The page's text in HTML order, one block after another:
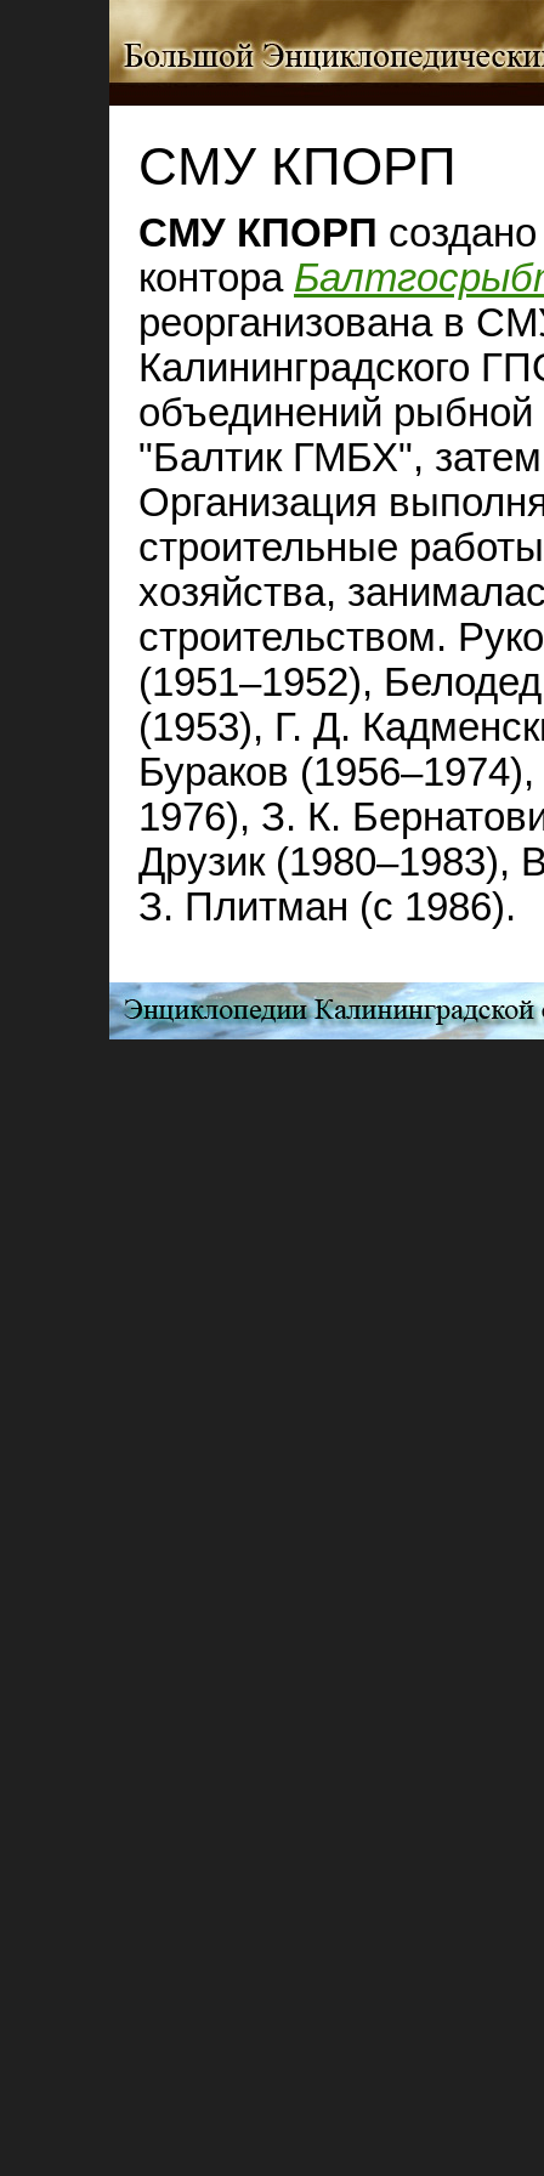
СМУ КПОРП
СМУ КПОРП
контора
реорганизована в
Калининградского
объединений
"Балтик ГМБХ",
Организация
строительные
хозяйства,
строительством.
(1951–1952),
(1953), Г. Д.
Бураков
1976), З. К.
Друзик (1980–1983),
З. Плитман (с 1986).